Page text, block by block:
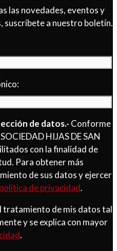
las novedades, eventos y
suscríbete a nuestro boletín.
de datos.- Conforme
HIJAS DE SAN
con la finalidad de
Para obtener más
de sus datos y ejercer
política de privacidad.
tratamiento de mis datos tal
y se explica con mayor
.